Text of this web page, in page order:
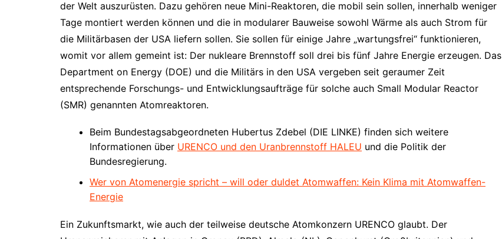
der Welt auszurüsten. Dazu gehören neue Mini-Reaktoren, die mobil sein sollen, innerhalb weniger
Tage montiert werden können und die in modularer Bauweise sowohl Wärme als auch Strom für
die Militärbasen der USA liefern sollen. Sie sollen für einige Jahre „wartungsfrei“ funktionieren,
womit vor allem gemeint ist: Der nukleare Brennstoff soll drei bis fünf Jahre Energie erzeugen. Das
Department on Energy (DOE) und die Militärs in den USA vergeben seit geraumer Zeit
entsprechende Forschungs- und Entwicklungsaufträge für solche auch Small Modular Reactor
(SMR) genannten Atomreaktoren.
Beim Bundestagsabgeordneten Hubertus Zdebel (DIE LINKE) finden sich weitere
Informationen über URENCO und den Uranbrennstoff HALEU und die Politik der
Bundesregierung.
Wer von Atomenergie spricht – will oder duldet Atomwaffen: Kein Klima mit Atomwaffen-
Energie
Ein Zukunftsmarkt, wie auch der teilweise deutsche Atomkonzern URENCO glaubt. Der